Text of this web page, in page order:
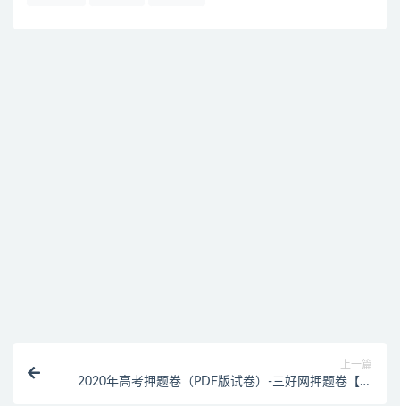
上一篇
2020年高考押题卷（PDF版试卷）-三好网押题卷【含